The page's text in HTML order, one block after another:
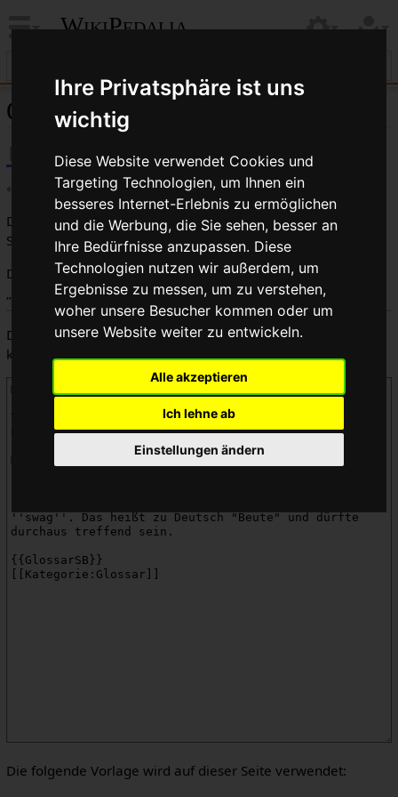
Ihre Privatsphäre ist uns
wichtig
Diese Website verwendet Cookies und
Targeting Technologien, um Ihnen ein
besseres Internet-Erlebnis zu ermöglichen
und die Werbung, die Sie sehen, besser an
Ihre Bedürfnisse anzupassen. Diese
Technologien nutzen wir außerdem, um
Ergebnisse zu messen, um zu verstehen,
woher unsere Besucher kommen oder um
unsere Website weiter zu entwickeln.
Alle akzeptieren
Ich lehne ab
Einstellungen ändern
WikiPedalia
Quelltext der Seite Werbegeschenk
← Werbegeschenk
Du bist aus dem folgenden Grund nicht berechtigt, diese
Seite zu bearbeiten:
Diese Aktion ist auf Benutzer beschränkt, die der Gruppe
„ Benutzer“ angehören.
Du kannst den Quelltext dieser Seite betrachten und
kopieren.
Die folgende Vorlage wird auf dieser Seite verwendet: